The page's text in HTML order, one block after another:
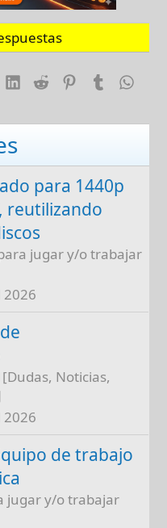
LinkedIn
RedditPinterest
Tumblr
para 1440p
reutilizando
jugar y/o trabajar
2026
Noticias,
2026
de trabajo
jugar y/o trabajar